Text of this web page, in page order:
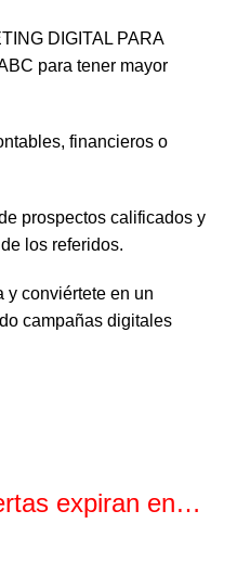
DIGITAL PARA
para tener mayor
financieros o
prospectos calificados y
los referidos.
y conviértete en un
campañas digitales
expiran en…